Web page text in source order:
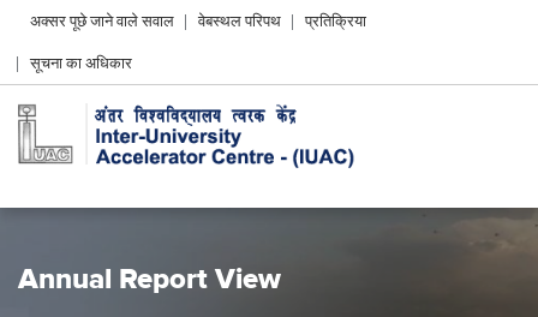
Header
menu
अक्सर पूछे जाने वाले सवाल वेबस्थल परिपथ
प्रतिक्रिया
सूचना का अधिकार
Annual Report View